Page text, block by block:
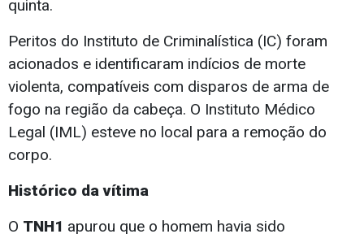
quinta.
Peritos do Instituto de Criminalística (IC) foram
acionados e identificaram indícios de morte
violenta, compatíveis com disparos de arma de
fogo na região da cabeça. O Instituto Médico
Legal (IML) esteve no local para a remoção do
corpo.
Histórico da vítima
O TNH1 apurou que o homem havia sido